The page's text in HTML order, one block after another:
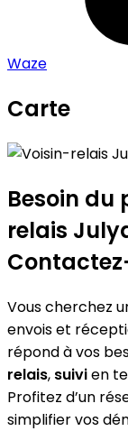
Waze
Carte
+
−
Besoin du
relais
Vous cherchez
envois et
répond à vos
relais, suivien
Profitez d’un
simplifier vos